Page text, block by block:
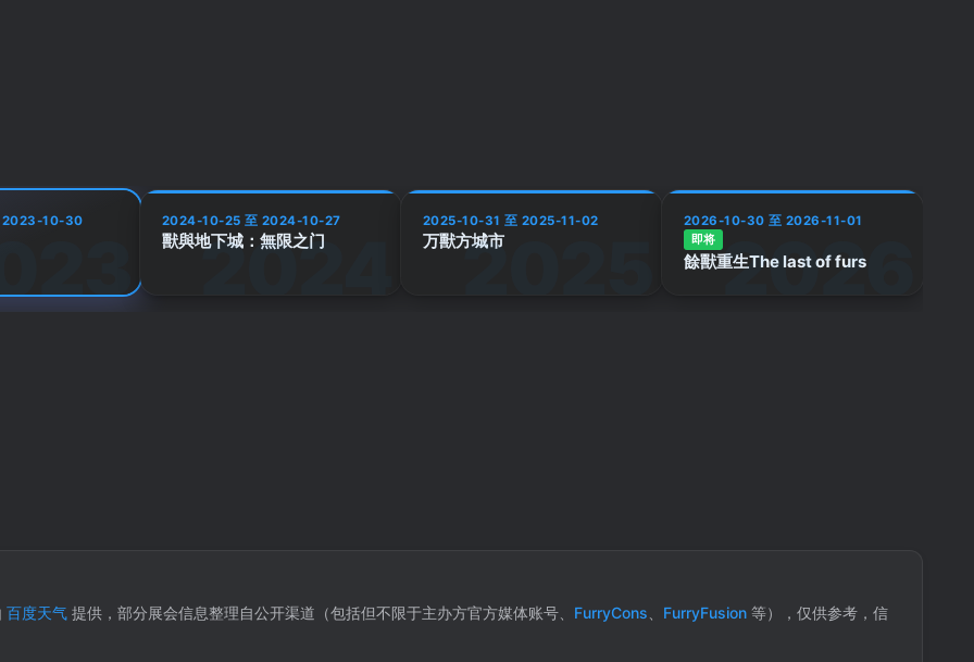
10-30 2024-10-25 至 2024-10-27
獸與地下城：無限之门
2025-10-31 至 2025-11-02
万獸方城市
2026-10-30 至 2026-11-01
即将
餘獸重生The last of furs
百度天气提供，部分展会信息整理自公开渠道（包括但不限于主办方官方媒体账号、 FurryCons FurryFusion等），仅供参考，信